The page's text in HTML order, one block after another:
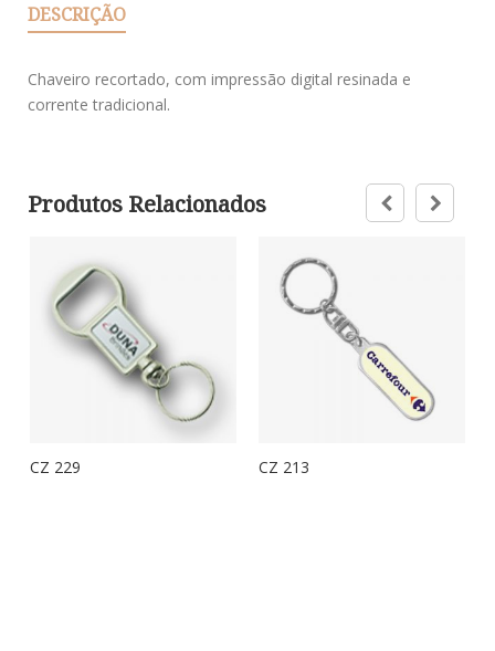
DESCRIÇÃO
Chaveiro recortado, com impressão digital resinada e
corrente tradicional.
Produtos Relacionados
CZ 229 CZ 213